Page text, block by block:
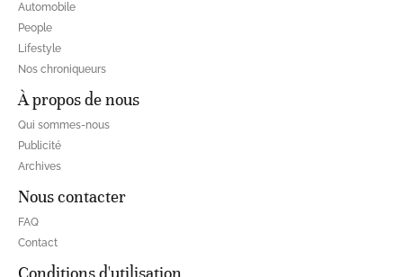
Automobile
People
Lifestyle
Nos chroniqueurs
À propos de nous
Qui sommes-nous
Publicité
Archives
Nous contacter
FAQ
Contact